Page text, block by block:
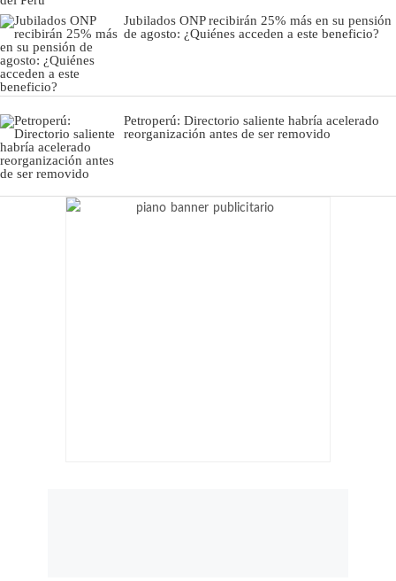
Jubilados ONP recibirán 25% más en su pensión
de agosto: ¿Quiénes acceden a este beneficio?
Petroperú: Directorio saliente habría acelerado
reorganización antes de ser removido